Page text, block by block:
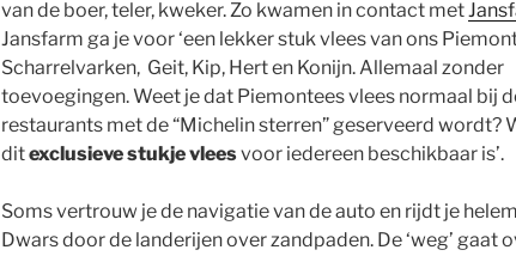
van de boer, teler, kweker. Zo kwamen in contact met
Jansfarm ga je voor ‘een lekker stuk vlees van ons
Scharrelvarken, Geit, Kip, Hert en Konijn. Allemaal zonder
toevoegingen. Weet je dat Piemontees vlees normaal bij
restaurants met de “Michelin sterren” geserveerd wordt?
ditexclusieve stukje vleesvoor iedereen beschikbaar is’.
Soms vertrouw je de navigatie van de auto en rijdt je
Dwars door de landerijen over zandpaden. De ‘weg’ gaat